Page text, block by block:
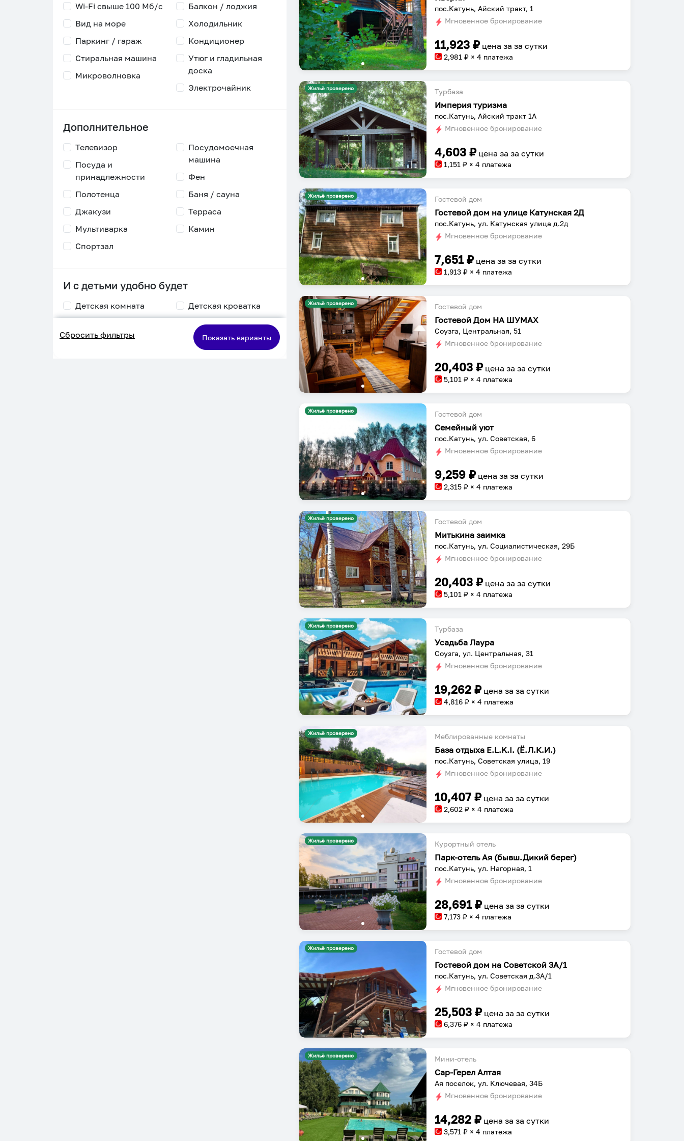
Wi-Fi свыше 100 Мб/с
Балкон / лоджия
Вид на море
Паркинг / гараж
Холодильник
Кондиционер
Стиральная машина
Микроволновка
Утюг и гладильная
доска
Электрочайник
Дополнительное
Телевизор
Посуда и
принадлежности
Посудомоечная
машина
Фен
Полотенца
Джакузи
Баня / сауна
Терраса
Мультиварка
Спортзал
Камин
И с детьми удобно будет
Детская комната
кормления
Детская кроватка
Двухъярусная
кровать
Сбросить фильтры Показать варианты
пос.Катунь, Айский тракт, 1
Мгновенное бронирование
11,923 ₽ цена заза сутки
2,981 ₽ × 4 платежа
Жильё проверено Турбаза
Империя туризма
пос.Катунь, Айский тракт 1А
Мгновенное бронирование
4,603 ₽ цена заза сутки
1,151 ₽ × 4 платежа
Жильё проверено Гостевой дом
Гостевой дом на улице Катунская 2Д
пос.Катунь, ул. Катунская улица д.2д
Мгновенное бронирование
7,651₽ цена заза сутки
1,913 ₽ × 4 платежа
Жильё проверено Гостевой дом
Гостевой Дом НА ШУМАХ
Соузга, Центральная, 51
Мгновенное бронирование
20,403 ₽ цена заза сутки
5,101 ₽ × 4 платежа
Жильё проверено Гостевой дом
Семейный уют
пос.Катунь, ул. Советская, 6
Мгновенное бронирование
9,259 ₽ цена заза сутки
2,315 ₽ × 4 платежа
Жильё проверено Гостевой дом
Митькина заимка
пос.Катунь, ул. Социалистическая, 29Б
Мгновенное бронирование
20,403 ₽ цена заза сутки
5,101 ₽ × 4 платежа
Жильё проверено Турбаза
Усадьба Лаура
Соузга, ул. Центральная, 31
Мгновенное бронирование
19,262 ₽ цена заза сутки
4,816 ₽ × 4 платежа
Жильё проверено Меблированные комнаты
База отдыха E.L.K.I. (Ё.Л.К.И.)
пос.Катунь, Советская улица, 19
Мгновенное бронирование
10,407 ₽ цена заза сутки
2,602 ₽ × 4 платежа
Жильё проверено Курортный отель
Парк-отель Ая (бывш.Дикий берег)
пос.Катунь, ул. Нагорная, 1
Мгновенное бронирование
28,691₽ цена заза сутки
7,173 ₽ × 4 платежа
Жильё проверено Гостевой дом
Гостевой дом на Советской 3А/1
пос.Катунь, ул. Советская д.3А/1
Мгновенное бронирование
25,503 ₽ цена заза сутки
6,376 ₽ × 4 платежа
Жильё проверено Мини-отель
Сар-Герел Алтая
Ая поселок, ул. Ключевая, 34Б
Мгновенное бронирование
14,282 ₽ цена заза сутки
3,571 ₽ × 4 платежа